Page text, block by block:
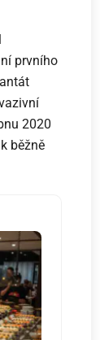
prvního
2020
běžně